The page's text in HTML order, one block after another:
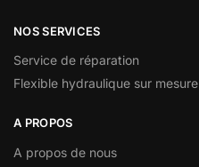
NOS SERVICES
Service de réparation
Flexible hydraulique sur mesure
A PROPOS
A propos de nous